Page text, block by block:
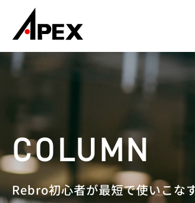
Rebro初心者が最短で使いこな